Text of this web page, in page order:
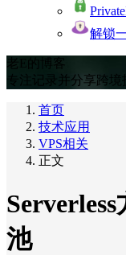
解锁
老E的博客
专注记录并分享跨
首页
技术应用
VPS相关
正文
池